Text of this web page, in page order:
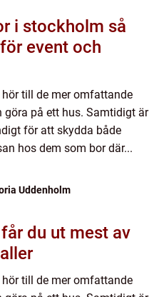
stockholm så
event och
till de mer omfattande
göra på ett hus. Samtidigt är
för att skydda både
hos dem som bor där...
Uddenholm
till de mer omfattande